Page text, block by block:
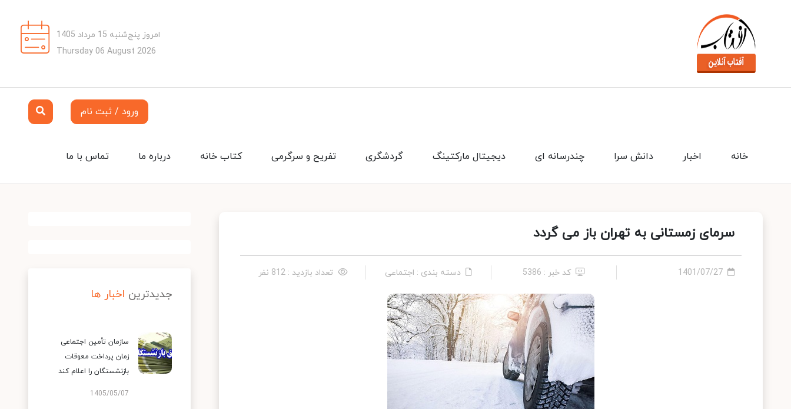
امروز پنج‌شنبه 15 مرداد 1405
Thursday 06 August 2026
ورود / ثبت نام
تماس با ما درباره ما کتاب خانه تفریح و سرگرمی گردشگری دیجیتال مارکتینگ چندرسانه ای دانش سرا اخبار خانه
سرمای زمستانی به تهران باز می گردد
1401/07/27 کد خبر : 5386 دسته بندی : اجتماعی تعداد بازدید : 812 نفر
جدیدترین اخبار ها
سازمان تأمین اجتماعی
زمان پرداخت معوقات
بازنشستگان را اعلام کند
1405/05/07